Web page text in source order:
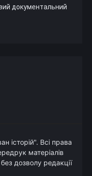
документальний
історій". Всі права
матеріалів
дозволу редакції